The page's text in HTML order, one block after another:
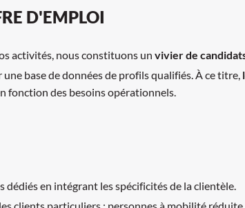
D'EMPLOI
activités, nous constituons un vivier de
base de données de profils qualifiés. À ce titre,
fonction des besoins opérationnels.
en intégrant les spécificités de la clientèle.